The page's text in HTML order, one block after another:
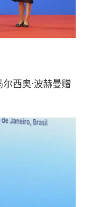
西奥·波赫曼赠